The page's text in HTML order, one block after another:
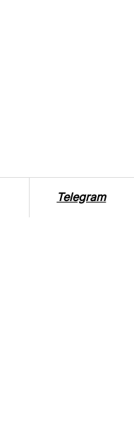
Telegram